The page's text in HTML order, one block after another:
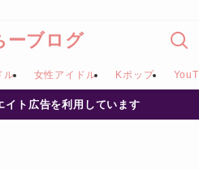
ーブログ
ル 女性アイドル Kポップ
イト広告を利用しています